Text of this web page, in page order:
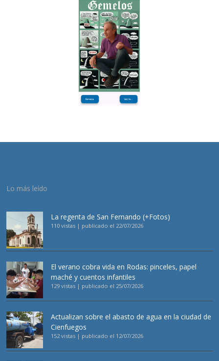
Lo más leído
La regenta de San Fernando (+Fotos)
110 vistas | publicado el 22/07/2026
El verano cobra vida en Rodas: pinceles, papel
maché y cuentos infantiles
129 vistas | publicado el 25/07/2026
Actualizan sobre el abasto de agua en la ciudad de
Cienfuegos
152 vistas | publicado el 12/07/2026